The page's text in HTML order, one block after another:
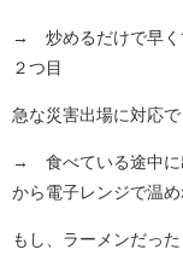
→ 炒めるだけで早く
２つ目
急な災害出場に対応で
→ 食べている途中に
から電子レンジで温
もし、ラーメンだっ